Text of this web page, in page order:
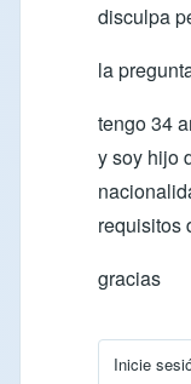
disculpa
la
tengo 34
y soy hijo
requisitos
gracias
Inicie